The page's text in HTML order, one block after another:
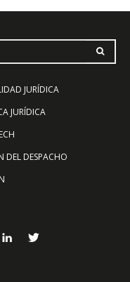
JURÍDICA
JURÍDICA
DEL DESPACHO